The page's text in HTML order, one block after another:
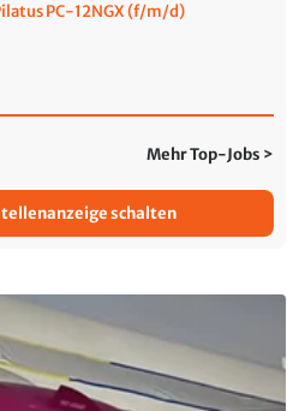
PC-12NGX (f/m/d)
Mehr Top-Jobs >
schalten